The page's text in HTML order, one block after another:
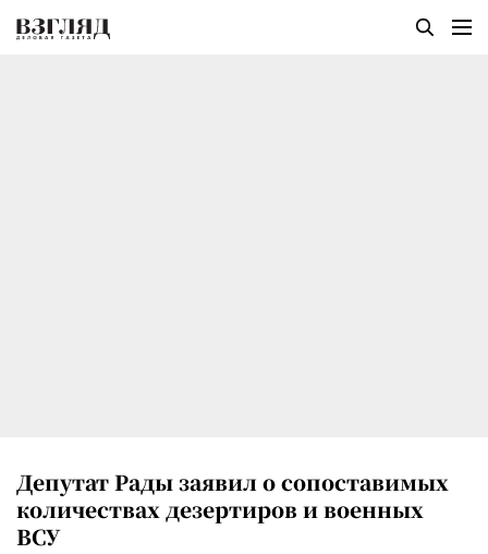
Депутат Рады заявил о сопоставимых
количествах дезертиров и военных
ВСУ